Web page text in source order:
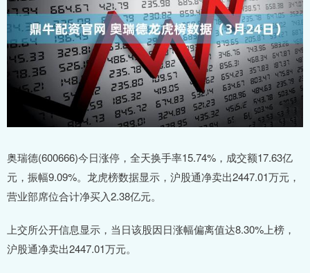
奥瑞德(600666)今日涨停，全天换手率15.74%，成交额17.63亿
元，振幅9.09%。龙虎榜数据显示，沪股通净卖出2447.01万元，
营业部席位合计净买入2.38亿元。
上交所公开信息显示，当日该股因日涨幅偏离值达8.30%上榜，
沪股通净卖出2447.01万元。